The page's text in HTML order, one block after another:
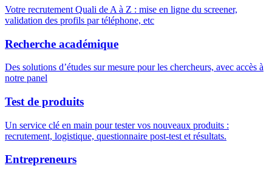
Votre recrutement Quali de A à Z : mise en ligne du screener,
validation des profils par téléphone, etc
Recherche académique
Des solutions d’études sur mesure pour les chercheurs, avec accès à
notre panel
Test de produits
Un service clé en main pour tester vos nouveaux produits :
recrutement, logistique, questionnaire post-test et résultats.
Entrepreneurs